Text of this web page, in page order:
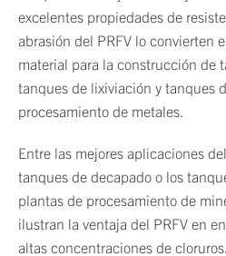
excelentes propiedades de
abrasión del PRFV lo convierten
material para la construcción de
tanques de lixiviación y tanques
procesamiento de metales.
Entre las mejores aplicaciones
tanques de decapado o los
plantas de procesamiento de
ilustran la ventaja del PRFV en
altas concentraciones de